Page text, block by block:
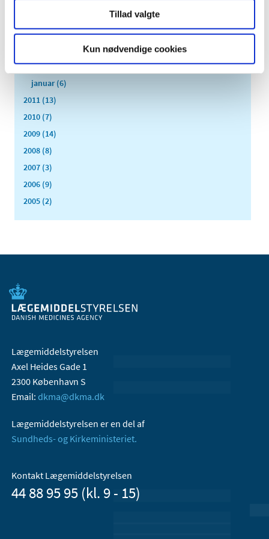
Tillad valgte
Kun nødvendige cookies
april (3)
februar (3)
januar (6)
2011 (13)
2010 (7)
2009 (14)
2008 (8)
2007 (3)
2006 (9)
2005 (2)
Lægemiddelstyrelsen
Axel Heides Gade 1
2300 København S
Email: dkma@dkma.dk
Lægemiddelstyrelsen er en del af
Sundheds- og Kirkeministeriet.
Kontakt Lægemiddelstyrelsen
44 88 95 95 (kl. 9 - 15)